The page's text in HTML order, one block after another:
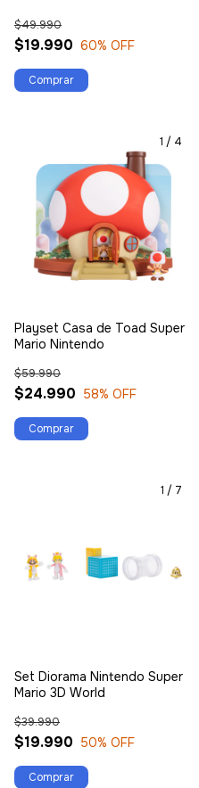
$19.990
$49.990
60% OFF
1 / 4
Playset Casa de Toad Super
Mario Nintendo
$24.990
$59.990
58% OFF
1 / 7
Set Diorama Nintendo Super
Mario 3D World
$19.990
$39.990
50% OFF